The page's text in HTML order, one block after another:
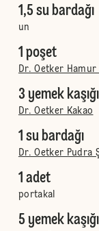
1,5 su bardağı
un
1 poşet
Dr. Oetker Hamur
3 yemek kaşığı
Dr. Oetker Kakao
1 su bardağı
Dr. Oetker Pudra
1 adet
portakal
5 yemek kaşığı